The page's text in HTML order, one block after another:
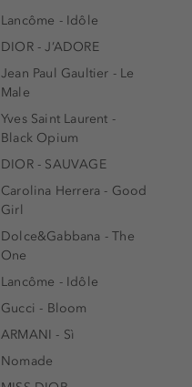
Lancôme - Idôle
DIOR - J’ADORE
Jean Paul Gaultier - Le
Male
Yves Saint Laurent -
Black Opium
DIOR - SAUVAGE
Carolina Herrera - Good
Girl
Dolce&Gabbana - The
One
Lancôme - Idôle
Gucci - Bloom
ARMANI - Sì
Nomade